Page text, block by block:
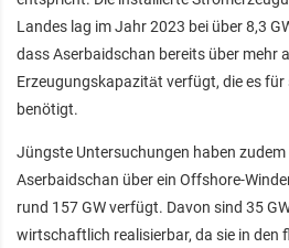
Landes lag im Jahr 2023 bei über 8,3
dass Aserbaidschan bereits über mehr
Erzeugungskapazität verfügt, die es für
benötigt.
Jüngste Untersuchungen haben zudem
Aserbaidschan über ein Offshore-
rund 157 GW verfügt. Davon sind 35
wirtschaftlich realisierbar, da sie in den